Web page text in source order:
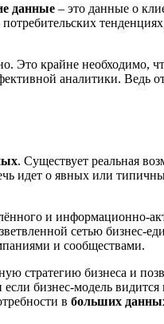
данные – это данные о
Это крайне необходимо,
аналитики. Ведь
. Существует реальная
идет о явных или
и информационно-
сетью бизнес-
и сообществами.
стратегию бизнеса и
бизнес-модель
в больших